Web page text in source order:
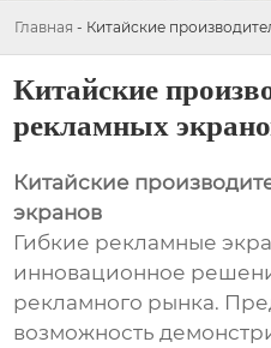
Главная - Китайские
Китайские
рекламных
Китайские
экранов
Гибкие рекламные
инновационное
рекламного рынка.
возможность